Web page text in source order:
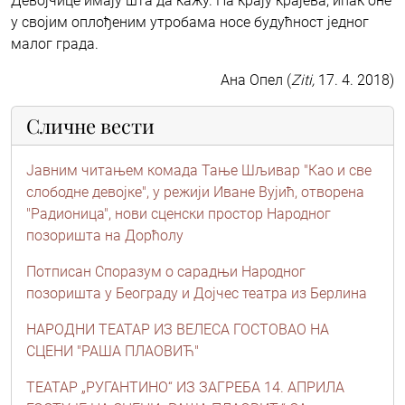
у својим оплођеним утробама носе будућност једног
малог града.
Ана Опел (Ziti, 17. 4. 2018)
Сличне вести
Јавним читањем комада Тање Шљивар "Као и све
слободне девојке", у режији Иване Вујић, отворена
"Радионица", нови сценски простор Народног
позоришта на Дорћолу
Потписан Споразум о сарадњи Народног
позоришта у Београду и Дојчес театра из Берлина
НАРОДНИ ТЕАТАР ИЗ ВЕЛЕСА ГОСТОВАО НА
СЦЕНИ "РАША ПЛАОВИЋ"
ТЕАТАР „РУГАНТИНО“ ИЗ ЗАГРЕБА 14. АПРИЛА